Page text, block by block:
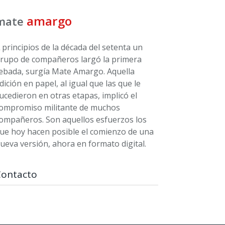
amargo
principios de la década del setenta un
de compañeros largó la primera
surgía Mate Amargo. Aquella
en papel, al igual que las que le
en otras etapas, implicó el
militante de muchos
Son aquellos esfuerzos los
hoy hacen posible el comienzo de una
versión, ahora en formato digital.